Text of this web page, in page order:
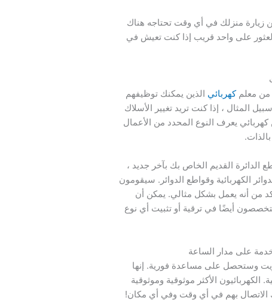
منزلك في أي وقت تحتاجه هناك
على واحد قريب إذا كنت تعيش في
من معلمكهربائي الذين يمكنك توظيفهم
المثال ، إذا كنت تريد تغيير الأسلاك
يعرف النوع المحدد من الأعمال
الدائرة القديم الخاص بك بآخر جديد ،
الكهربائية وقواطع الدوائر. سيقومون
من أنه يعمل بشكل مثالي. يمكن أن
أيضًا في ترقية أو تثبيت أي نوع
على مدار الساعة
وستحصل على مساعدة فورية. إنها
الكهربائيون الأكثر موثوقية وموثوقية
الاتصال بهم في أي وقت وفي أي مكان!